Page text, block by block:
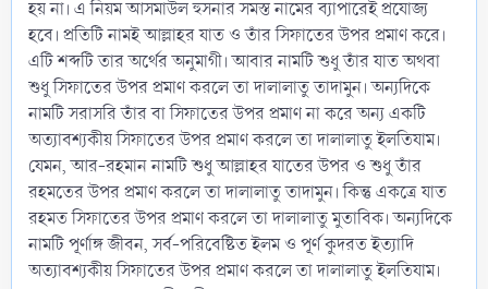
হয় না। এ নিয়ম আসমাউল হুসনার সমস্ত নামের ব্যাপারেই প্রযোজ্য
হবে। প্রতিটি নামই আল্লাহর যাত ও তাঁর সিফাতের উপর প্রমাণ করে।
এটি শব্দটি তার অর্থের অনুমাগী। আবার নামটি শুধু তাঁর যাত অথবা
শুধু সিফাতের উপর প্রমাণ করলে তা দালালাতু তাদামুন। অন্যদিকে
নামটি সরাসরি তাঁর বা সিফাতের উপর প্রমাণ না করে অন্য একটি
অত্যাবশ্যকীয় সিফাতের উপর প্রমাণ করলে তা দালালাতু ইলতিযাম।
যেমন, আর-রহমান নামটি শুধু আল্লাহর যাতের উপর ও শুধু তাঁর
রহমতের উপর প্রমাণ করলে তা দালালাতু তাদামুন। কিন্তু একত্রে যাত
রহমত সিফাতের উপর প্রমাণ করলে তা দালালাতু মুতাবিক। অন্যদিকে
নামটি পূর্ণাঙ্গ জীবন, সর্ব-পরিবেষ্টিত ইলম ও পূর্ণ কুদরত ইত্যাদি
অত্যাবশ্যকীয় সিফাতের উপর প্রমাণ করলে তা দালালাতু ইলতিযাম।